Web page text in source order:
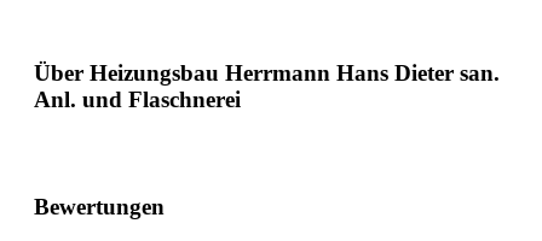
Über Heizungsbau Herrmann Hans Dieter san.
Anl. und Flaschnerei
Bewertungen